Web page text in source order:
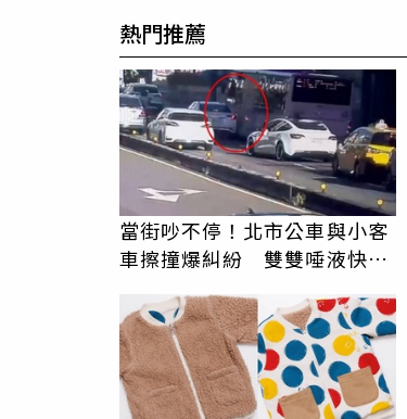
熱門推薦
當街吵不停！北市公車與小客
車擦撞爆糾紛 雙雙唾液快篩